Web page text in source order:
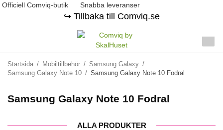
Officiell Comviq-butik Snabba leveranser
↪️ Tillbaka till Comviq.se
Startsida / Mobiltillbehör / Samsung Galaxy /
Samsung Galaxy Note 10 / Samsung Galaxy Note 10 Fodral
Samsung Galaxy Note 10 Fodral
ALLA PRODUKTER